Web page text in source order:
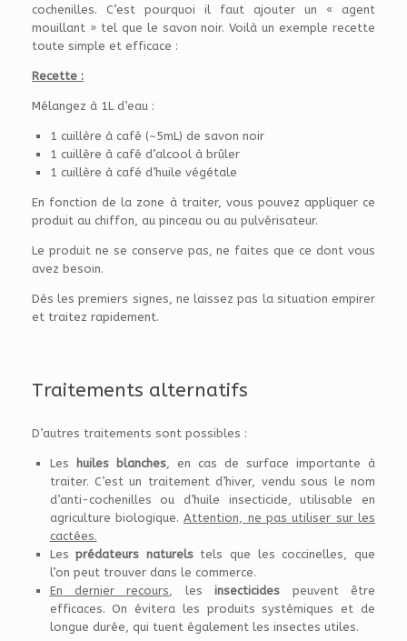
cochenilles. C’est pourquoi il faut ajouter un « agent
mouillant » tel que le savon noir. Voilà un exemple recette
toute simple et efficace :
Recette :
Mélangez à 1L d’eau :
1 cuillère à café (~5mL) de savon noir
1 cuillère à café d’alcool à brûler
1 cuillère à café d’huile végétale
En fonction de la zone à traiter, vous pouvez appliquer ce
produit au chiffon, au pinceau ou au pulvérisateur.
Le produit ne se conserve pas, ne faites que ce dont vous
avez besoin.
Dès les premiers signes, ne laissez pas la situation empirer
et traitez rapidement.
Traitements alternatifs
D’autres traitements sont possibles :
Les huiles blanches, en cas de surface importante à
traiter. C’est un traitement d’hiver, vendu sous le nom
d’anti-cochenilles ou d’huile insecticide, utilisable en
agriculture biologique.Attention, ne pas utiliser sur les
cactées.
Lesprédateurs naturelstels que les coccinelles, que
l’on peut trouver dans le commerce.
En dernier recours , les insecticides peuvent être
efficaces. On évitera les produits systémiques et de
longue durée, qui tuent également les insectes utiles.